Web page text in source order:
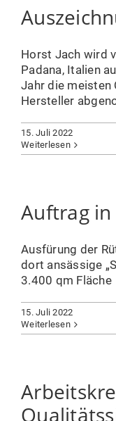
Horst Jach wird
Padana, Italien
Jahr die meisten
Hersteller
15. Juli 2022
Weiterlesen
Auftrag
Ausfürung der
dort ansässige
3.400 qm Fläche
15. Juli 2022
Weiterlesen